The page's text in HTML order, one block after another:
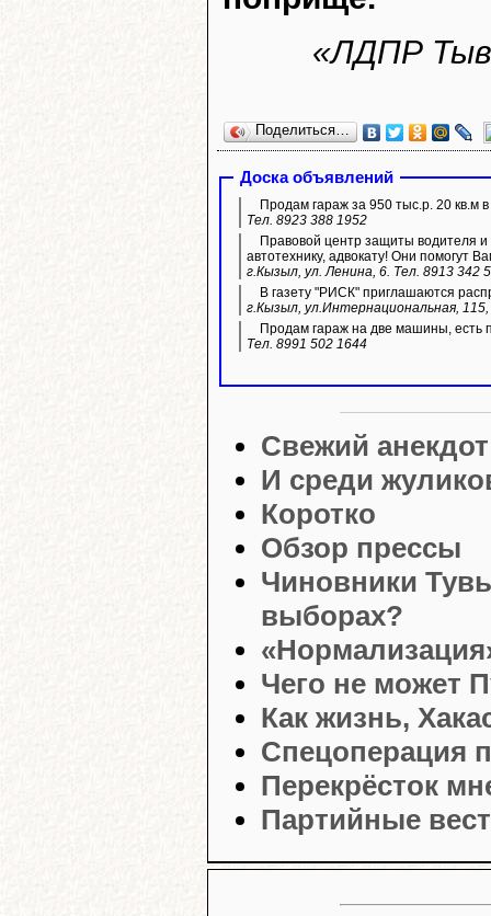
«ЛДПР
Поделиться…
Доска объявлений
Продам гараж за 950 тыс.р. 20 кв.м
Тел. 8923 388 1952
Правовой центр защиты водителя
автотехнику, адвокату! Они помогут
г.Кызыл, ул. Ленина, 6. Тел. 8913 342
В газету "РИСК" приглашаются
г.Кызыл, ул.Интернациональная,
Продам гараж на две машины, есть
Тел. 8991 502 1644
Свежий анекдот
И среди
Коротко
Обзор прессы
Чиновники
выборах?
Чего не может
Как жизнь,
Спецоперация
Перекрёсток
Партийные